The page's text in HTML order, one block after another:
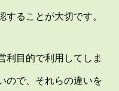
することが大切です。
利目的で利用してしま
ので、それらの違いを